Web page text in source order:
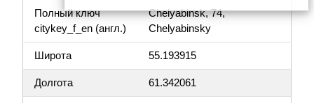
Полный ключ
citykey_f_en (англ.)
Chelyabinsk, 74,
Chelyabinsky
Широта 55.193915
Долгота 61.342061